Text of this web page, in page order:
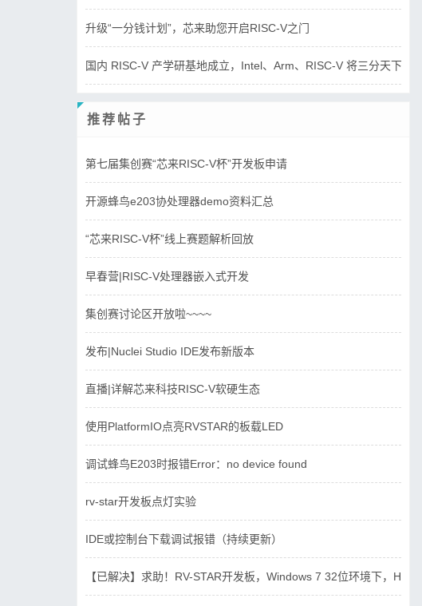
升级“一分钱计划”，芯来助您开启RISC-V之门
国内 RISC-V 产学研基地成立，Intel、Arm、RISC-V 将三分天下？
推荐帖子
第七届集创赛“芯来RISC-V杯”开发板申请
开源蜂鸟e203协处理器demo资料汇总
“芯来RISC-V杯”线上赛题解析回放
早春营|RISC-V处理器嵌入式开发
集创赛讨论区开放啦~~~~
发布|Nuclei Studio IDE发布新版本
直播|详解芯来科技RISC-V软硬生态
使用PlatformIO点亮RVSTAR的板载LED
调试蜂鸟E203时报错Error：no device found
rv-star开发板点灯实验
IDE或控制台下载调试报错（持续更新）
【已解决】求助！RV-STAR开发板，Windows 7 32位环境下，